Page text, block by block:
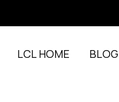
LCL HOME BLOG